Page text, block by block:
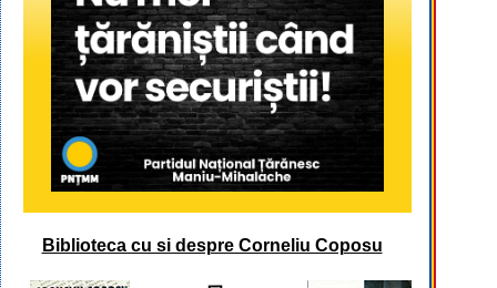
Biblioteca cu si despre Corneliu Coposu